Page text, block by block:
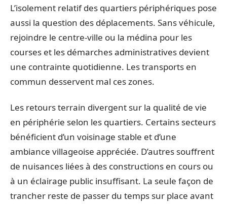
L’isolement relatif des quartiers périphériques pose
aussi la question des déplacements. Sans véhicule,
rejoindre le centre-ville ou la médina pour les
courses et les démarches administratives devient
une contrainte quotidienne. Les transports en
commun desservent mal ces zones.
Les retours terrain divergent sur la qualité de vie
en périphérie selon les quartiers. Certains secteurs
bénéficient d’un voisinage stable et d’une
ambiance villageoise appréciée. D’autres souffrent
de nuisances liées à des constructions en cours ou
à un éclairage public insuffisant. La seule façon de
trancher reste de passer du temps sur place avant